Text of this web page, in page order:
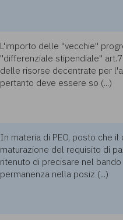
L'importo delle "vecchie"
"differenziale stipendiale"
delle risorse decentrate per
pertanto deve essere so (...)
In materia di PEO, posto che
maturazione del requisito di
ritenuto di precisare nel
permanenza nella posiz (...)